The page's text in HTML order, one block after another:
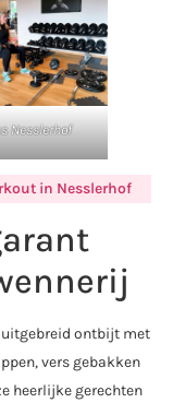
Nesslerhof
in Nesslerhof
uitgebreid ontbijt met
vers gebakken
heerlijke gerechten